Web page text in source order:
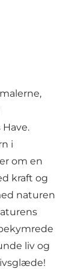
i
om en
kraft og
naturen
liv og